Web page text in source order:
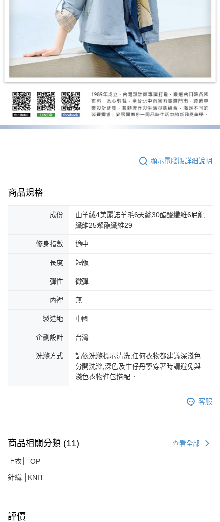
顯示電腦版詳細說明
商品規格
成份
山羊絨4美麗諾羊毛6天絲30醋酸纖維6尼龍
纖維25聚酯纖維29
修身指數 適中
長度 短版
彈性 微彈
內裡 無
製造地 中國
企劃設計 台灣
洗滌方式
請依洗滌標示清洗,任何衣物都建議深淺色
分開洗滌,深色及牛仔丹寧穿著時請避免與
淺色衣物鞋包搭配。
客服
商品相關分類 (11) 查看全部
上衣│TOP
針織 │KNIT
評價